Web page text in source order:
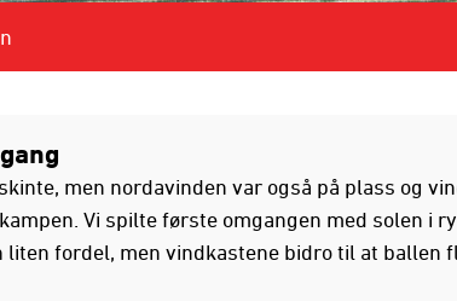
men nordavinden var også på plass og
Vi spilte første omgangen med solen i
liten fordel, men vindkastene bidro til at ballen